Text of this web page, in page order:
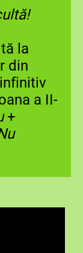
la
din
a II-
+